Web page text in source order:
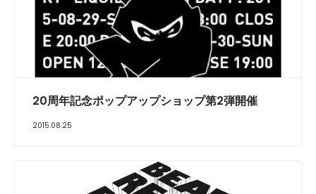
20周年記念ポップアップショップ第2弾開催
2015.08.25